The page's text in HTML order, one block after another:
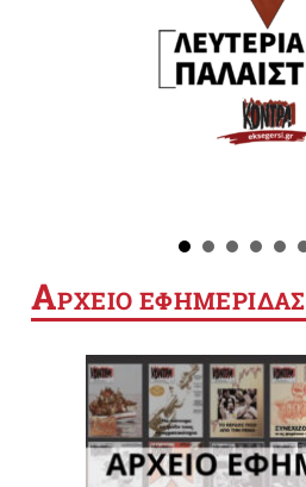
ΑΡΧΕΙΟ ΕΦΗΜΕΡΙΔΑΣ